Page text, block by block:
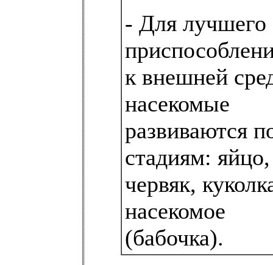
- Для лучшего
к внешней
насекомые
развиваются
стадиям: яйцо,
червяк,
насекомое
(бабочка).